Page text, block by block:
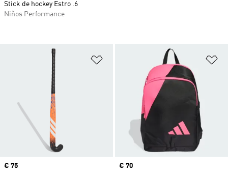
Añadir a la lista de deseos
Precio
€ 75
Precio
€ 70
Stick de hockey Estro .6
Niños Performance